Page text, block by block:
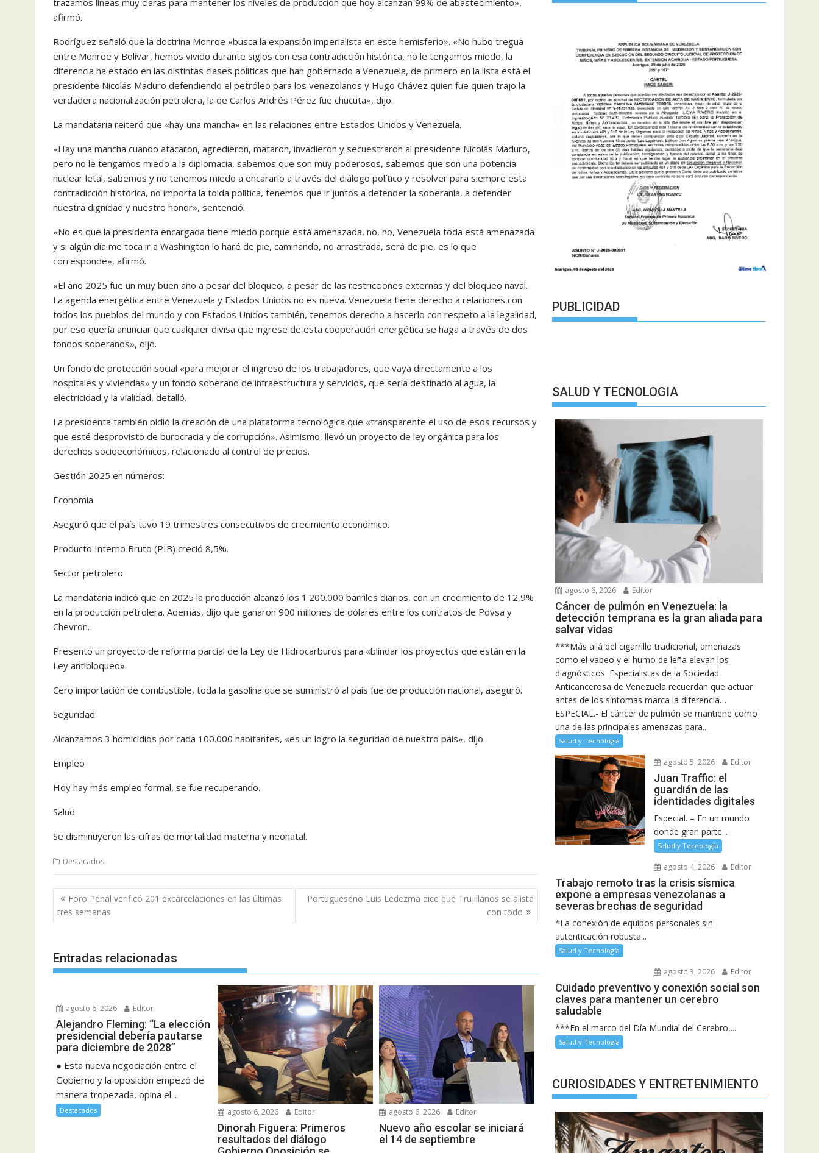
afirmó.
Rodríguez señaló que la doctrina Monroe «busca la expansión imperialista en este hemisferio». «No hubo tregua
entre Monroe y Bolívar, hemos vivido durante siglos con esa contradicción histórica, no le tengamos miedo, la
diferencia ha estado en las distintas clases políticas que han gobernado a Venezuela, de primero en la lista está el
presidente Nicolás Maduro defendiendo el petróleo para los venezolanos y Hugo Chávez quien fue quien trajo la
verdadera nacionalización petrolera, la de Carlos Andrés Pérez fue chucuta», dijo.
La mandataria reiteró que «hay una mancha» en las relaciones entre Estados Unidos y Venezuela.
«Hay una mancha cuando atacaron, agredieron, mataron, invadieron y secuestraron al presidente Nicolás Maduro,
pero no le tengamos miedo a la diplomacia, sabemos que son muy poderosos, sabemos que son una potencia
nuclear letal, sabemos y no tenemos miedo a encararlo a través del diálogo político y resolver para siempre esta
contradicción histórica, no importa la tolda política, tenemos que ir juntos a defender la soberanía, a defender
nuestra dignidad y nuestro honor», sentenció.
«No es que la presidenta encargada tiene miedo porque está amenazada, no, no, Venezuela toda está amenazada
y si algún día me toca ir a Washington lo haré de pie, caminando, no arrastrada, será de pie, es lo que
corresponde», afirmó.
«El año 2025 fue un muy buen año a pesar del bloqueo, a pesar de las restricciones externas y del bloqueo naval.
La agenda energética entre Venezuela y Estados Unidos no es nueva. Venezuela tiene derecho a relaciones con
todos los pueblos del mundo y con Estados Unidos también, tenemos derecho a hacerlo con respeto a la legalidad,
por eso quería anunciar que cualquier divisa que ingrese de esta cooperación energética se haga a través de dos
fondos soberanos», dijo.
Un fondo de protección social «para mejorar el ingreso de los trabajadores, que vaya directamente a los
hospitales y viviendas» y un fondo soberano de infraestructura y servicios, que sería destinado al agua, la
electricidad y la vialidad, detalló.
La presidenta también pidió la creación de una plataforma tecnológica que «transparente el uso de esos recursos y
que esté desprovisto de burocracia y de corrupción». Asimismo, llevó un proyecto de ley orgánica para los
derechos socioeconómicos, relacionado al control de precios.
Gestión 2025 en números:
Economía
Aseguró que el país tuvo 19 trimestres consecutivos de crecimiento económico.
Producto Interno Bruto (PIB) creció 8,5%.
Sector petrolero
La mandataria indicó que en 2025 la producción alcanzó los 1.200.000 barriles diarios, con un crecimiento de 12,9%
en la producción petrolera. Además, dijo que ganaron 900 millones de dólares entre los contratos de Pdvsa y
Chevron.
Presentó un proyecto de reforma parcial de la Ley de Hidrocarburos para «blindar los proyectos que están en la
Ley antibloqueo».
Cero importación de combustible, toda la gasolina que se suministró al país fue de producción nacional, aseguró.
Seguridad
Alcanzamos 3 homicidios por cada 100.000 habitantes, «es un logro la seguridad de nuestro país», dijo.
Empleo
Hoy hay más empleo formal, se fue recuperando.
Salud
Se disminuyeron las cifras de mortalidad materna y neonatal.
Destacados
Navegación
de
entradas
Foro Penal verificó 201 excarcelaciones en las últimas
tres semanas
Portugueseño Luis Ledezma dice que Trujillanos se alista
con todo
Entradas relacionadas
agosto 6, 2026 Editor
Alejandro Fleming: “La elección
presidencial debería pautarse
para diciembre de 2028”
● Esta nueva negociación entre el
Gobierno y la oposición empezó de
manera tropezada, opina el...
Destacados agosto 6, 2026 Editor
Dinorah Figuera: Primeros
resultados del diálogo
agosto 6, 2026 Editor
Nuevo año escolar se iniciará
el 14 de septiembre
PUBLICIDAD
SALUD Y TECNOLOGIA
agosto 6, 2026 Editor
Cáncer de pulmón en Venezuela: la
detección temprana es la gran aliada para
salvar vidas
***Más allá del cigarrillo tradicional, amenazas
como el vapeo y el humo de leña elevan los
diagnósticos. Especialistas de la Sociedad
Anticancerosa de Venezuela recuerdan que actuar
antes de los síntomas marca la diferencia…
ESPECIAL.- El cáncer de pulmón se mantiene como
una de las principales amenazas para...
Salud y Tecnología
agosto 5, 2026 Editor
Juan Traffic: el
guardián de las
identidades digitales
Especial. – En un mundo
donde gran parte...
Salud y Tecnología
agosto 4, 2026 Editor
Trabajo remoto tras la crisis sísmica
expone a empresas venezolanas a
severas brechas de seguridad
*La conexión de equipos personales sin
autenticación robusta...
Salud y Tecnología
agosto 3, 2026 Editor
Cuidado preventivo y conexión social son
claves para mantener un cerebro
saludable
***En el marco del Día Mundial del Cerebro,...
Salud y Tecnología
CURIOSIDADES Y ENTRETENIMIENTO